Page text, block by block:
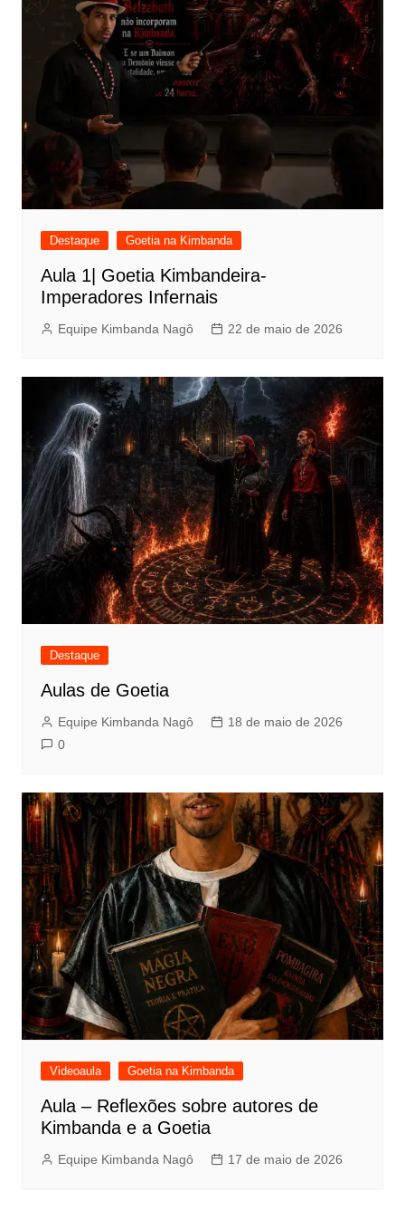
Destaque Goetia na Kimbanda
Aula 1| Goetia Kimbandeira-
Imperadores Infernais
Equipe Kimbanda Nagô 22 de maio de 2026
Destaque
Aulas de Goetia
Equipe Kimbanda Nagô
18 de maio de 2026
0
Videoaula Goetia na Kimbanda
Aula – Reflexões sobre autores de
Kimbanda e a Goetia
Equipe Kimbanda Nagô 17 de maio de 2026